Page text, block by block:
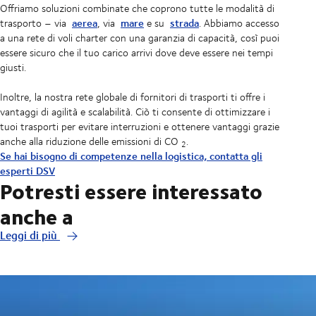
Offriamo soluzioni combinate che coprono tutte le modalità di
trasporto – via aerea, via maree su strada. Abbiamo accesso
a una rete di voli charter con una garanzia di capacità, così puoi
essere sicuro che il tuo carico arrivi dove deve essere nei tempi
giusti.
Inoltre, la nostra rete globale di fornitori di trasporti ti offre i
vantaggi di agilità e scalabilità. Ciò ti consente di ottimizzare i
tuoi trasporti per evitare interruzioni e ottenere vantaggi grazie
anche alla riduzione delle emissioni di CO 2.
Se hai bisogno di competenze nella logistica, contatta gli
esperti DSV
Potresti essere interessato
anche a
Leggi di più